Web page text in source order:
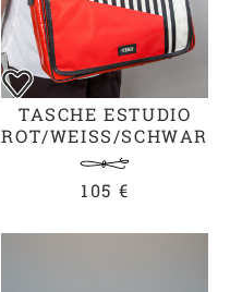
TASCHE ESTUDIO
ROT/WEISS/SCHWARZ
105 €